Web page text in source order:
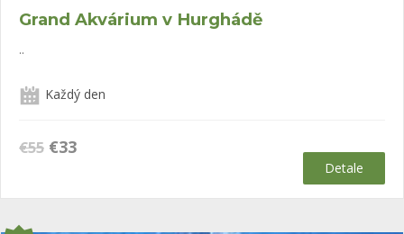
Grand Akvárium v Hurghádě
..
Každý den
€55 Původní
€55.
€33Aktuální
€33.
Detale